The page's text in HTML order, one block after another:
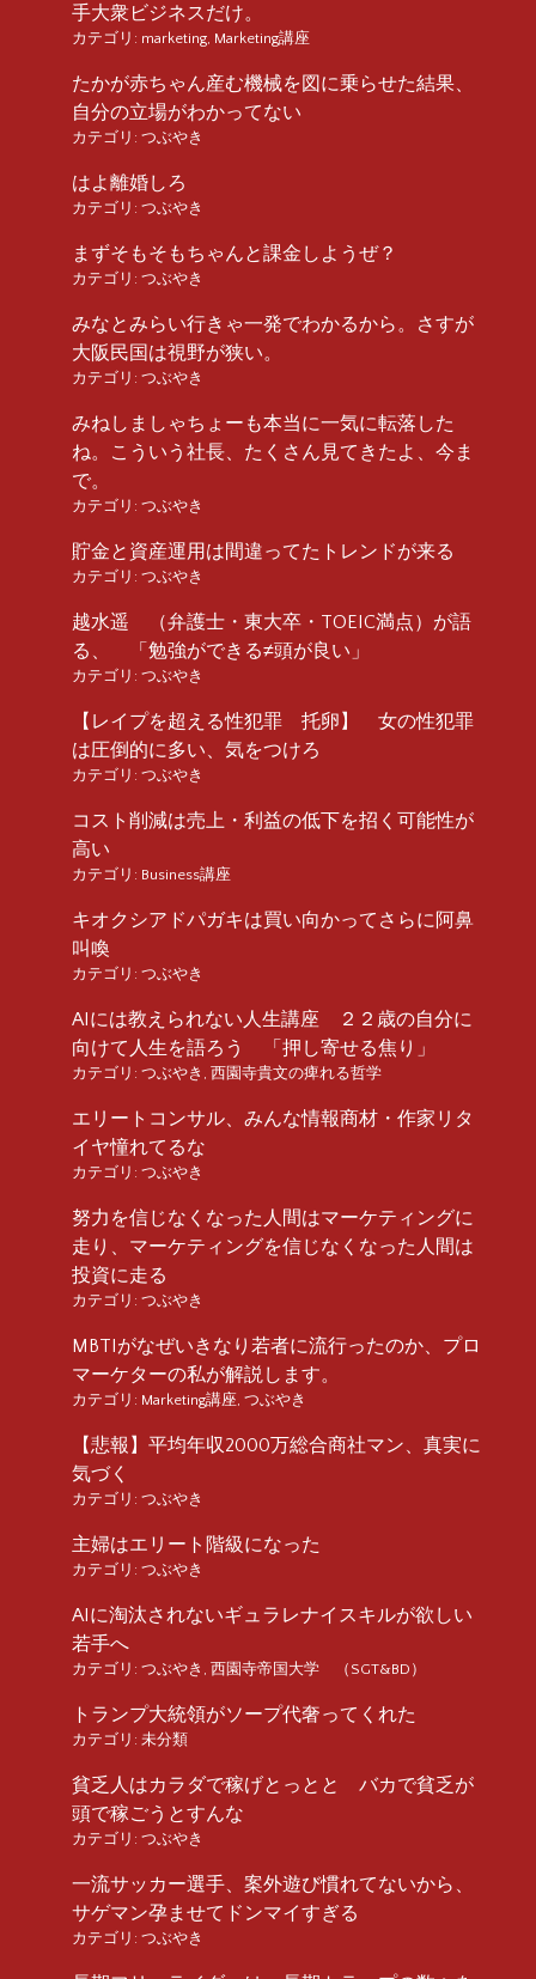
手大衆ビジネスだけ。
カテゴリ: marketing Marketing講座
たかが赤ちゃん産む機械を図に乗らせた結果、
自分の立場がわかってない
カテゴリ: つぶやき
はよ離婚しろ
カテゴリ: つぶやき
まずそもそもちゃんと課金しようぜ？
カテゴリ: つぶやき
みなとみらい行きゃ一発でわかるから。さすが
大阪民国は視野が狭い。
カテゴリ: つぶやき
みねしましゃちょーも本当に一気に転落した
ね。こういう社長、たくさん見てきたよ、今ま
で。
カテゴリ: つぶやき
貯金と資産運用は間違ってたトレンドが来る
カテゴリ: つぶやき
越水遥 （弁護士・東大卒・TOEIC満点）が語
る、 「勉強ができる≠頭が良い」
カテゴリ: つぶやき
【レイプを超える性犯罪 托卵】 女の性犯罪
は圧倒的に多い、気をつけろ
カテゴリ: つぶやき
コスト削減は売上・利益の低下を招く可能性が
高い
カテゴリ: Business講座
キオクシアドパガキは買い向かってさらに阿鼻
叫喚
カテゴリ: つぶやき
AIには教えられない人生講座 ２２歳の自分に
向けて人生を語ろう 「押し寄せる焦り」
カテゴリ: つぶやき 西園寺貴文の痺れる哲学
エリートコンサル、みんな情報商材・作家リタ
イヤ憧れてるな
カテゴリ: つぶやき
努力を信じなくなった人間はマーケティングに
走り、マーケティングを信じなくなった人間は
投資に走る
カテゴリ: つぶやき
MBTIがなぜいきなり若者に流行ったのか、プロ
マーケターの私が解説します。
カテゴリ: Marketing講座 つぶやき
【悲報】平均年収2000万総合商社マン、真実に
気づく
カテゴリ: つぶやき
主婦はエリート階級になった
カテゴリ: つぶやき
AIに淘汰されないギュラレナイスキルが欲しい
若手へ
カテゴリ: つぶやき 西園寺帝国大学 （SGT&BD）
トランプ大統領がソープ代奢ってくれた
カテゴリ: 未分類
貧乏人はカラダで稼げとっとと バカで貧乏が
頭で稼ごうとすんな
カテゴリ: つぶやき
一流サッカー選手、案外遊び慣れてないから、
サゲマン孕ませてドンマイすぎる
カテゴリ: つぶやき